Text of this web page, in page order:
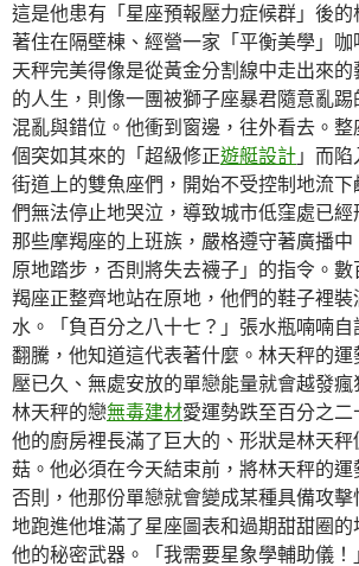
這是他患有「星座預報壓力症候群」後
著住在隔壁棟、經營一家「平衡美學」
天秤完美得像是從黃金分割線中走出來
的人生，則像一團被獅子座暴君隨意亂踢
混亂與錯位。他衝到窗邊，往外看去。
個突如其來的「超級修正遊艇設計 」而
街道上的雙魚座們，開始不受控制地流
們無法停止地哭泣，導致城市低窪處已經
那些摩羯座的上班族，嚴格遵守著廣播
原地踏步，否則將失去襪子」的指令。
羯座正整齊地站在原地，他們的鞋子裡
水。「負百分之八十七？」張水瓶喃喃
翻騰，他知道這代表著什麼。林天秤的
壓已久、無處安放的單戀能量就會越發
林天秤的戀無毒建材愛運勢跌至百分之
他的廚房裡長滿了巨大的、形狀是林天秤
菇。他必須在今天結束前，將林天秤的運
否則，他那份單戀就會變成某種具備攻
地跑進他堆滿了星座圖表和過期甜甜圈
他的秘密武器。「我需要星象學輔助儀